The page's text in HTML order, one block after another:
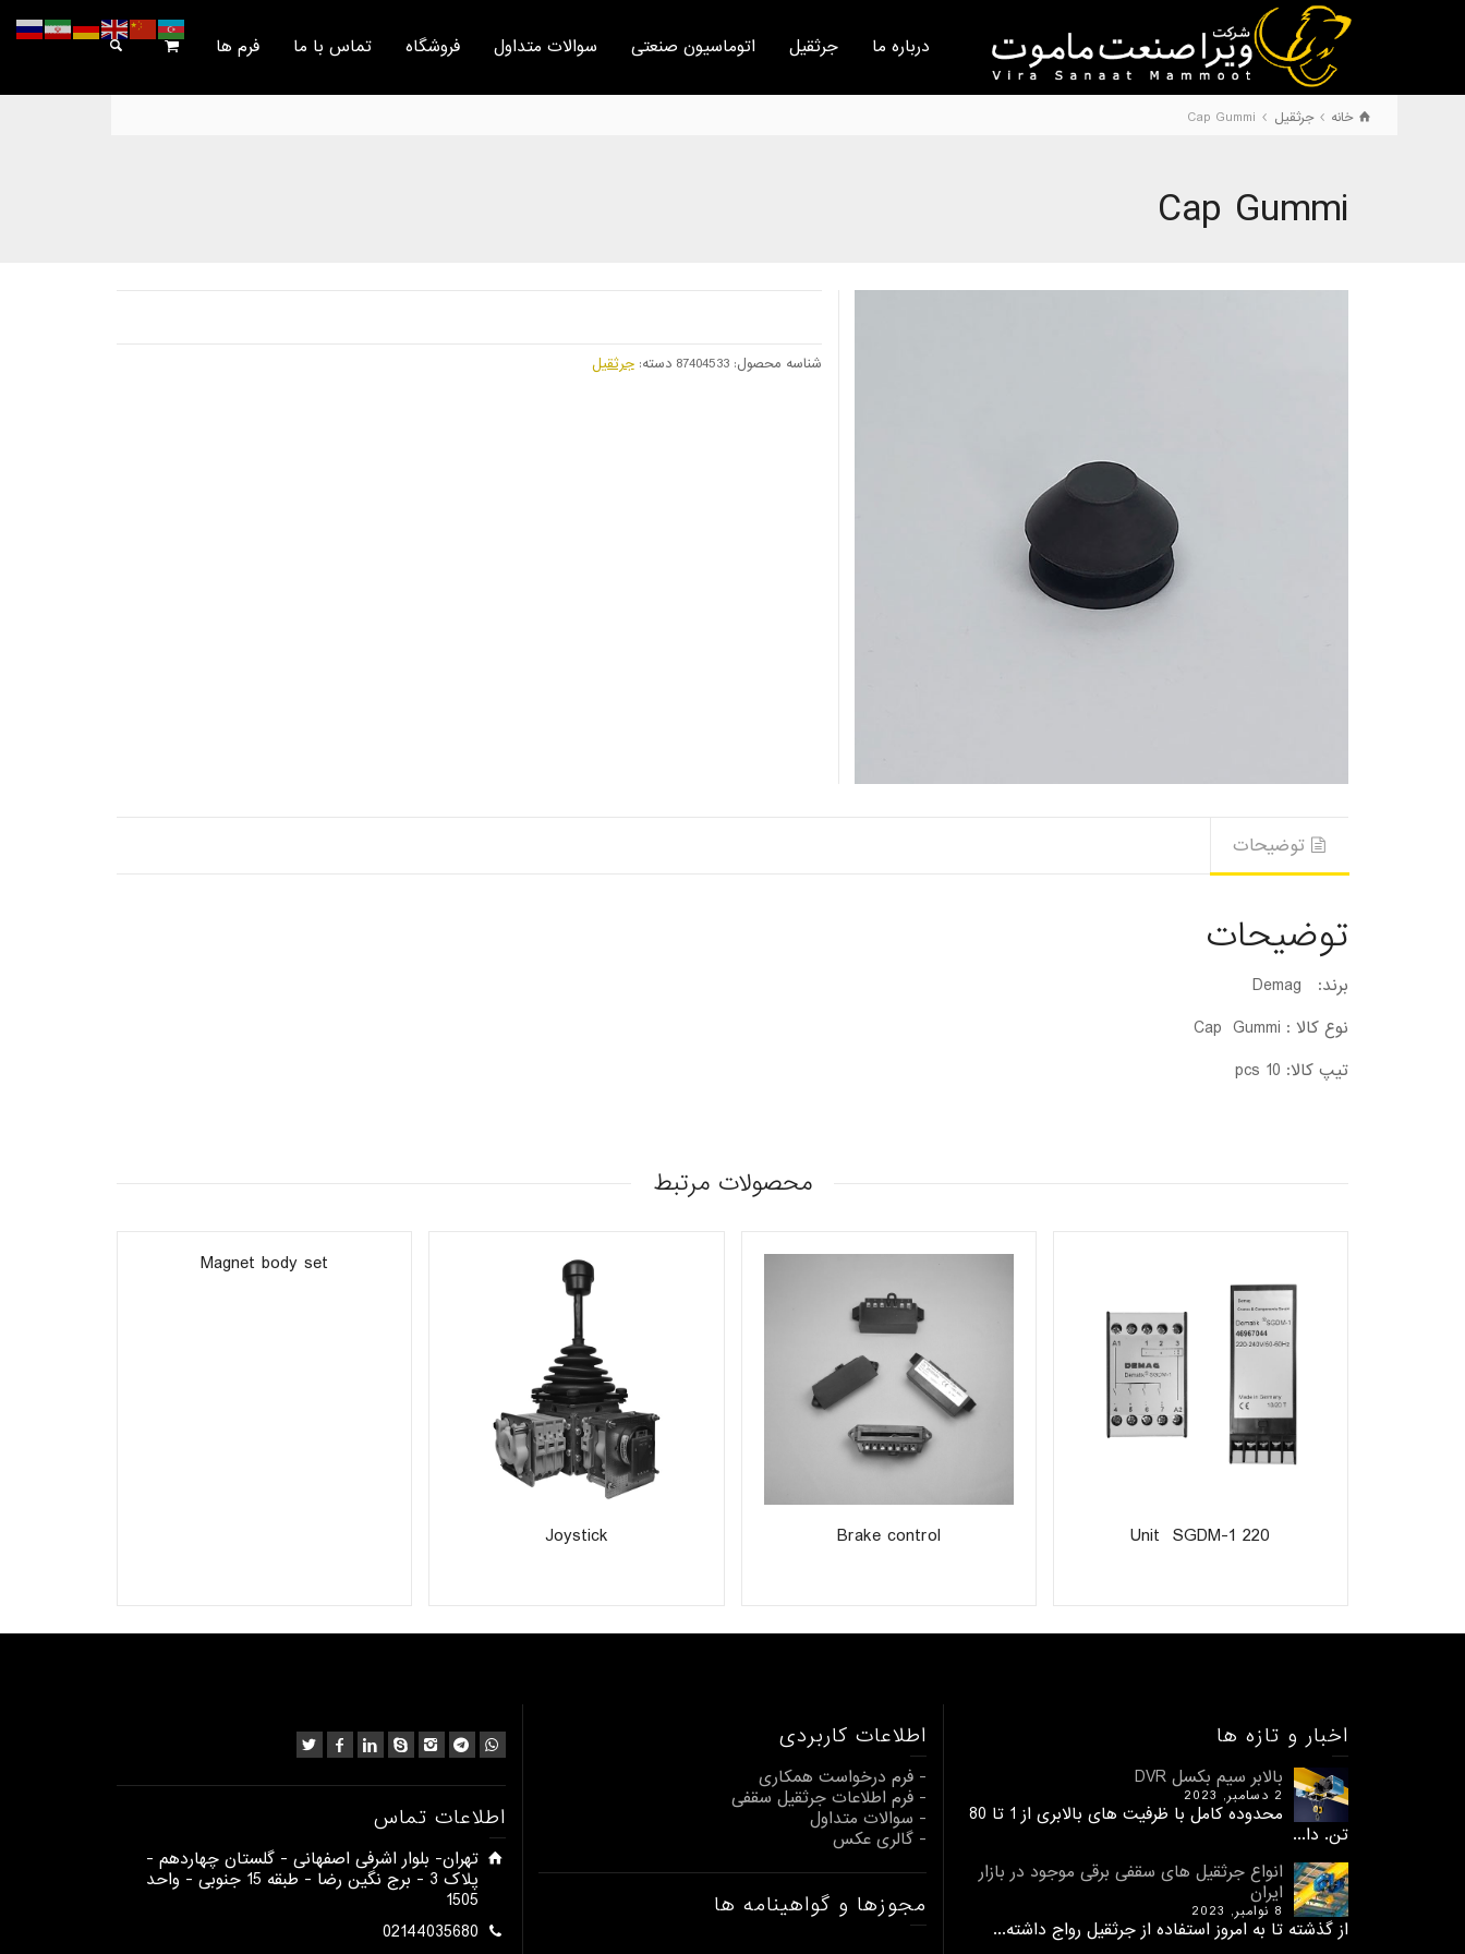
درباره ما جرثقیل اتوماسیون صنعتی سوالات متداول فروشگاه تماس با ما فرم ها
خانه جرثقیل Cap Gummi
Cap Gummi
شناسه محصول:87404533 دسته:جرثقیل
توضیحات
توضیحات
برند: Demag
نوع کالا : Cap Gummi
تیپ کالا: 10 pcs
محصولات مرتبط
Unit SGDM-1 220
Brake control
Joystick
Magnet body set
اخبار و تازه ها
بالابر سیم بکسل DVR
2 دسامبر, 2023
محدوده کامل با ظرفیت های بالابری از 1 تا 80
تن. دا...
انواع جرثقیل های سقفی برقی موجود در بازار
ایران
8 نوامبر, 2023
از گذشته تا به امروز استفاده از جرثقیل رواج داشته...
اطلاعات کاربردی
- فرم درخواست همکاری
- فرم اطلاعات جرثقیل سقفی
- سوالات متداول
- گالری عکس
مجوزها و گواهینامه ها
اطلاعات تماس
​تهران- بلوار اشرفی اصفهانی - گلستان چهاردهم -
پلاک 3 - برج نگین رضا - طبقه 15 جنوبی - واحد
1505​
02144035680